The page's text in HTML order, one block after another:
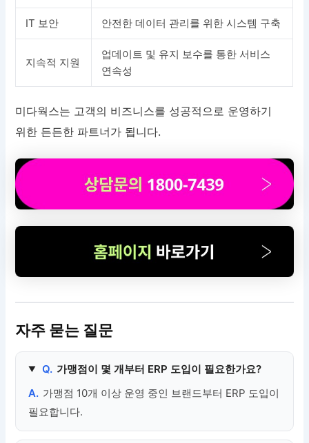
IT 보안 안전한 데이터 관리를 위한 시스템 구축
지속적 지원
업데이트 및 유지 보수를 통한 서비스
연속성
미다웍스는 고객의 비즈니스를 성공적으로 운영하기
위한 든든한 파트너가 됩니다.
자주 묻는 질문
Q. 가맹점이 몇 개부터 ERP 도입이 필요한가요?
A. 가맹점 10개 이상 운영 중인 브랜드부터 ERP 도입이
필요합니다.